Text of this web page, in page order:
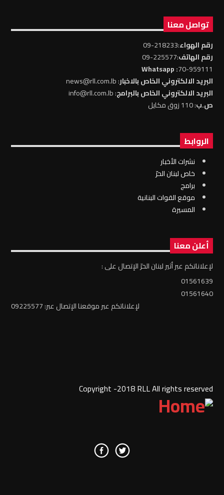
تواصل معنا
رقم الهواء:218233-09
رقم الهاتف:225577-09
70-959111
: Whatsapp
البريد الالكتروني الخاص بالاخبار: news@rll.com.lb
البريد الالكتروني الخاص بالبرامج: info@rll.com.lb
ص.ب: 110 زوق مكايل
الروابط
نشرات الأخبار
خاص لبنان الحرّ
برامج
موقع القوات البنانية
المسيرة
أعلن معنا
لإعلاناتكم عبر أثير لبنان الحرّ الإتصال على :
01561639
01561640
لإعلاناتكم عبر موقعنا الإتصال عبر: 09225577
Copyright -2018 RLL All rights reserved